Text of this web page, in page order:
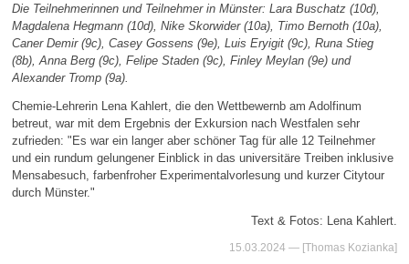
Die Teilnehmerinnen und Teilnehmer in Münster: Lara Buschatz (10d),
Magdalena Hegmann (10d), Nike Skorwider (10a), Timo Bernoth (10a),
Caner Demir (9c), Casey Gossens (9e), Luis Eryigit (9c), Runa Stieg
(8b), Anna Berg (9c), Felipe Staden (9c), Finley Meylan (9e) und
Alexander Tromp (9a).
Chemie-Lehrerin Lena Kahlert, die den Wettbewernb am Adolfinum
betreut, war mit dem Ergebnis der Exkursion nach Westfalen sehr
zufrieden: "Es war ein langer aber schöner Tag für alle 12 Teilnehmer
und ein rundum gelungener Einblick in das universitäre Treiben inklusive
Mensabesuch, farbenfroher Experimentalvorlesung und kurzer Citytour
durch Münster."
Text & Fotos: Lena Kahlert.
15.03.2024 — [Thomas Kozianka]